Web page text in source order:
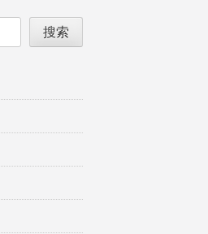
搜索